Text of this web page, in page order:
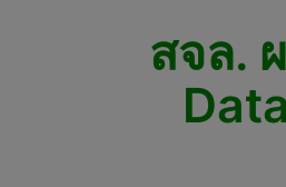
สจล.